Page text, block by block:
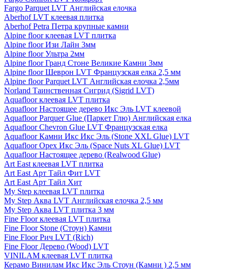
Fargo Parquet LVT Английская елочка
Aberhof LVT клеевая плитка
Aberhof Petra Петра крупные камни
Alpine floor клеевая LVT плитка
Alpine floor Изи Лайн 3мм
Alpine floor Ультра 2мм
Alpine floor Гранд Стоне Великие Камни 3мм
Alpine floor Шеврон LVT Французская елка 2,5 мм
Alpine floor Parquet LVT Английская елочка 2,5мм
Norland Таинственная Сигрид (Sigrid LVT)
Aquafloor клеевая LVT плитка
Aquafloor Настоящее дерево Икс Эль LVT клеевой
Aquafloor Parquer Glue (Паркет Глю) Английская елка
Aquafloor Chevron Glue LVT Французская елка
Aquafloor Камни Икс Икс Эль (Stone XXL Glue) LVT
Aquafloor Орех Икс Эль (Space Nuts XL Glue) LVT
Aquafloor Настоящее дерево (Realwood Glue)
Art East клеевая LVT плитка
Art East Арт Тайл Фит LVT
Art East Арт Тайл Хит
My Step клеевая LVT плитка
My Step Аква LVT Английская елочка 2,5 мм
My Step Аква LVT плитка 3 мм
Fine Floor клеевая LVT плитка
Fine Floor Stone (Стоун) Камни
Fine Floor Рич LVT (Rich)
Fine Floor Дерево (Wood) LVT
VINILAM клеевая LVT плитка
Керамо Винилам Икс Икс Эль Стоун (Камни ) 2,5 мм